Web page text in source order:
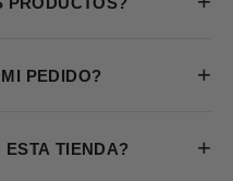
PEDIDO? +
ESTA TIENDA? +